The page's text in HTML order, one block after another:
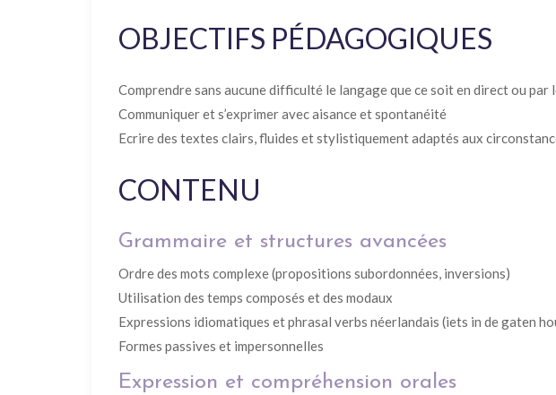
OBJECTIFS PÉDAGOGIQUES
Comprendre sans aucune difficulté le langage que ce soit en direct ou par
Communiquer et s’exprimer avec aisance et spontanéité
Ecrire des textes clairs, fluides et stylistiquement adaptés aux
CONTENU
Grammaire et structures avancées
Ordre des mots complexe (propositions subordonnées, inversions)
Utilisation des temps composés et des modaux
Expressions idiomatiques et phrasal verbs néerlandais (iets in de gaten
Formes passives et impersonnelles
Expression et compréhension orales